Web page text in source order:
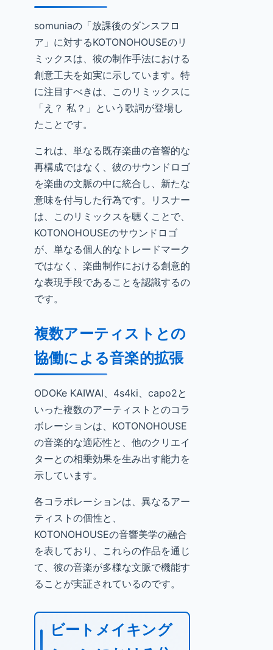
somuniaの「放課後のダンスフロ
ア」に対するKOTONOHOUSEのリ
ミックスは、彼の制作手法における
創意工夫を如実に示しています。特
に注目すべきは、このリミックスに
「え？ 私？」という歌詞が登場し
たことです。
これは、単なる既存楽曲の音響的な
再構成ではなく、彼のサウンドロゴ
を楽曲の文脈の中に統合し、新たな
意味を付与した行為です。リスナー
は、このリミックスを聴くことで、
KOTONOHOUSEのサウンドロゴ
が、単なる個人的なトレードマーク
ではなく、楽曲制作における創意的
な表現手段であることを認識するの
です。
複数アーティストとの
協働による音楽的拡張
ODOKe KAIWAI、4s4ki、capo2と
いった複数のアーティストとのコラ
ボレーションは、KOTONOHOUSE
の音楽的な適応性と、他のクリエイ
ターとの相乗効果を生み出す能力を
示しています。
各コラボレーションは、異なるアー
ティストの個性と、
KOTONOHOUSEの音響美学の融合
を表しており、これらの作品を通じ
て、彼の音楽が多様な文脈で機能す
ることが実証されているのです。
ビートメイキング